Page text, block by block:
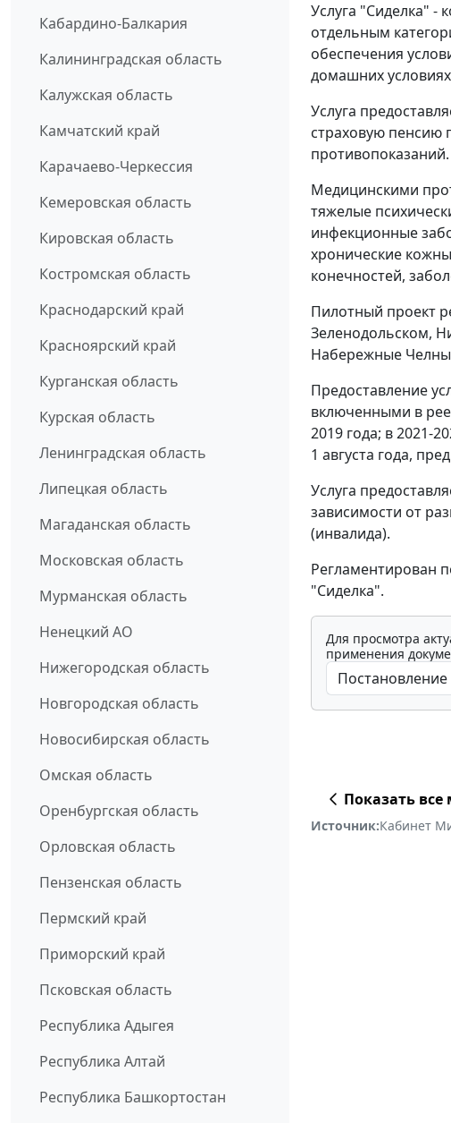
Кабардино-Балкария
Калининградская область
Калужская область
Камчатский край
Карачаево-Черкессия
Кемеровская область
Кировская область
Костромская область
Краснодарский край
Красноярский край
Курганская область
Курская область
Ленинградская область
Липецкая область
Магаданская область
Московская область
Мурманская область
Ненецкий АО
Нижегородская область
Новгородская область
Новосибирская область
Омская область
Оренбургская область
Орловская область
Пензенская область
Пермский край
Приморский край
Псковская область
Республика Адыгея
Республика Алтай
Республика Башкортостан
Услуга "Сиделка" -
отдельным
обеспечения
домашних
Услуга
страховую пенсию
противопоказаний.
Медицинскими
тяжелые
инфекционные
хронические
конечностей,
Пилотный проект
Зеленодольском,
Набережные
Предоставление
включенными в
2019 года; в 2021-
1 августа года,
Услуга
зависимости от
(инвалида).
Регламентирован
"Сиделка".
Для просмотра
применения
Показать
Источник:Кабинет